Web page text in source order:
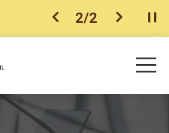
上一個
2/2 下一個開
目